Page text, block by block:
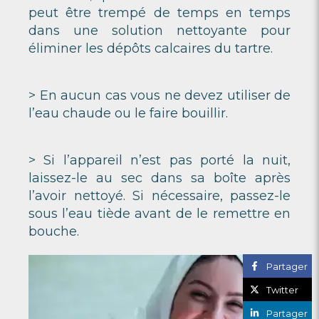
peut être trempé de temps en temps
dans une solution nettoyante pour
éliminer les dépôts calcaires du tartre.
> En aucun cas vous ne devez utiliser de
l’eau chaude ou le faire bouillir.
> Si l’appareil n’est pas porté la nuit,
laissez-le au sec dans sa boîte après
l’avoir nettoyé. Si nécessaire, passez-le
sous l’eau tiède avant de le remettre en
bouche.
Partager
Twitter
Partager